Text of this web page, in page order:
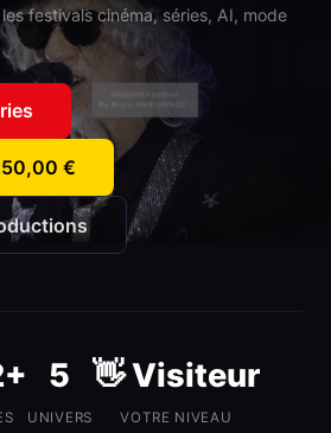
festivals cinéma, séries, AI, mode
€
5
UNIVERS
👋 Visiteur
VOTRE NIVEAU